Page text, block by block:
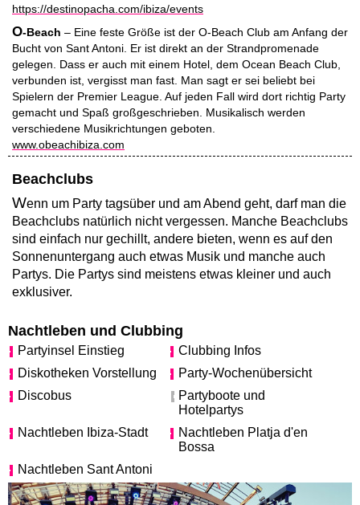
https://destinopacha.com/ibiza/events
O-Beach – Eine feste Größe ist der O-Beach Club am Anfang der
Bucht von Sant Antoni. Er ist direkt an der Strandpromenade
gelegen. Dass er auch mit einem Hotel, dem Ocean Beach Club,
verbunden ist, vergisst man fast. Man sagt er sei beliebt bei
Spielern der Premier League. Auf jeden Fall wird dort richtig Party
gemacht und Spaß großgeschrieben. Musikalisch werden
verschiedene Musikrichtungen geboten.
www.obeachibiza.com
Beachclubs
Wenn um Party tagsüber und am Abend geht, darf man die
Beachclubs natürlich nicht vergessen. Manche Beachclubs
sind einfach nur gechillt, andere bieten, wenn es auf den
Sonnenuntergang auch etwas Musik und manche auch
Partys. Die Partys sind meistens etwas kleiner und auch
exklusiver.
Nachtleben und Clubbing
Partyinsel Einstieg
Clubbing Infos
Diskotheken Vorstellung
Party-Wochenübersicht
Discobus
Partyboote und
Hotelpartys
Nachtleben Ibiza-Stadt
Nachtleben Platja d'en
Bossa
Nachtleben Sant Antoni